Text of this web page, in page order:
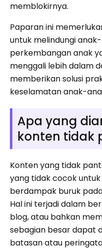
memblokirnya.
Paparan ini
untuk melindungi
perkembangan anak
menggali lebih dalam
memberikan solusi
keselamatan anak-
Apa yang
konten tidak
Konten yang tidak
yang tidak cocok
berdampak buruk
Hal ini terjadi dalam
blog, atau bahkan
sebagian besar dapat
batasan atau